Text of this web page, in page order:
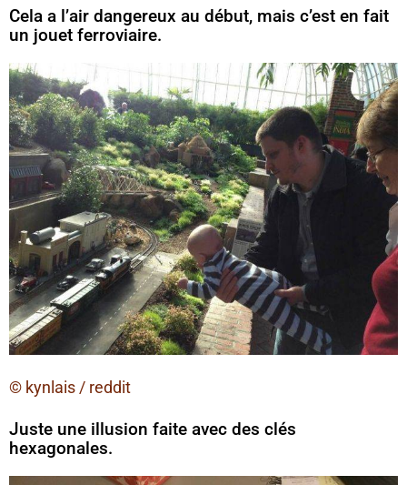
Cela a l’air dangereux au début, mais c’est en fait
un jouet ferroviaire.
© kynlais / reddit
Juste une illusion faite avec des clés
hexagonales.